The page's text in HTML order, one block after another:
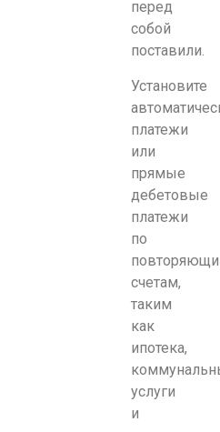
перед
собой
поставили.
Установите
платежи
или
прямые
дебетовые
платежи
по
счетам,
таким
как
ипотека,
услуги
и